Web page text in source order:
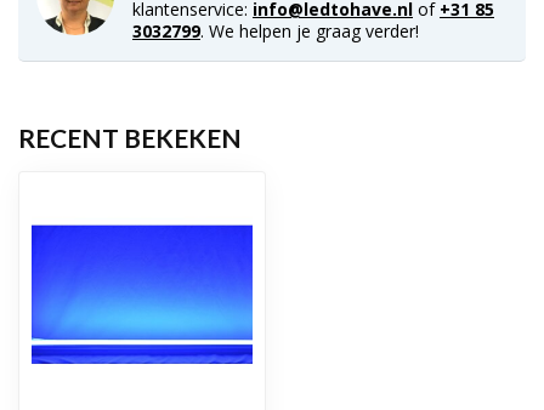
klantenservice: info@ledtohave.nl of +31 85
3032799. We helpen je graag verder!
RECENT BEKEKEN